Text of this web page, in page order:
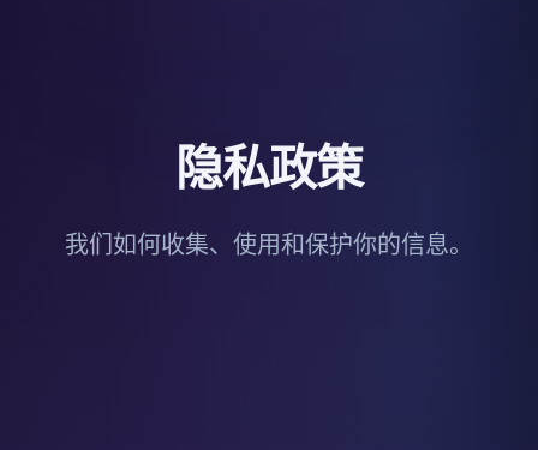
隐私政策
我们如何收集、使用和保护你的信息。